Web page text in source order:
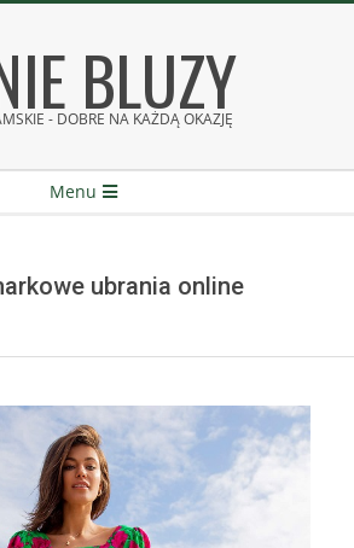
BLUZY
- DOBRE NA KAŻDĄ OKAZJĘ
Menu
ubrania online